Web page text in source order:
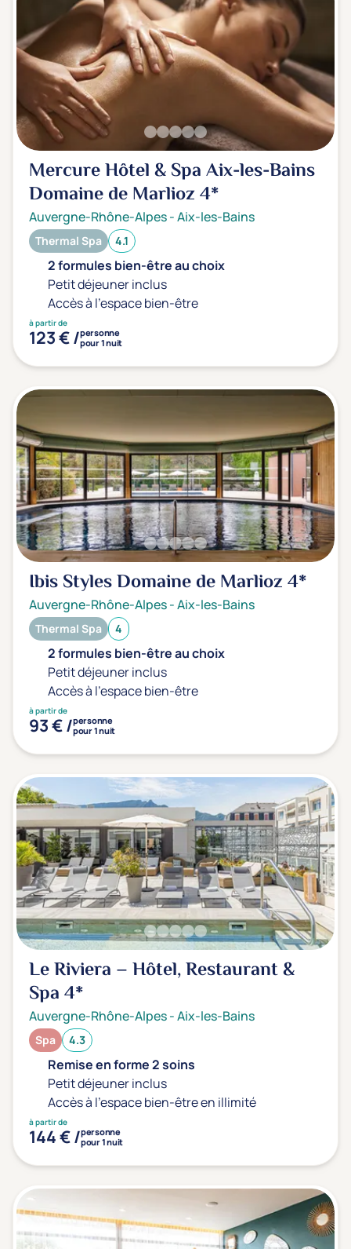
Mercure Hôtel & Spa Aix-les-Bains
Domaine de Marlioz4*
Auvergne-Rhône-Alpes-Aix-les-Bains
Thermal Spa 4.1
2 formules bien-être au choix
Petit déjeuner inclus
Accès à l'espace bien-être
à partir de
123 € /personne
pour 1 nuit
Ibis Styles Domaine de Marlioz4*
Auvergne-Rhône-Alpes-Aix-les-Bains
Thermal Spa 4
2 formules bien-être au choix
Petit déjeuner inclus
Accès à l'espace bien-être
à partir de
93 € /personne
pour 1 nuit
Le Riviera – Hôtel, Restaurant &
Spa4*
Auvergne-Rhône-Alpes-Aix-les-Bains
Spa 4.3
Remise en forme 2 soins
Petit déjeuner inclus
Accès à l'espace bien-être en illimité
à partir de
144 € /personne
pour 1 nuit